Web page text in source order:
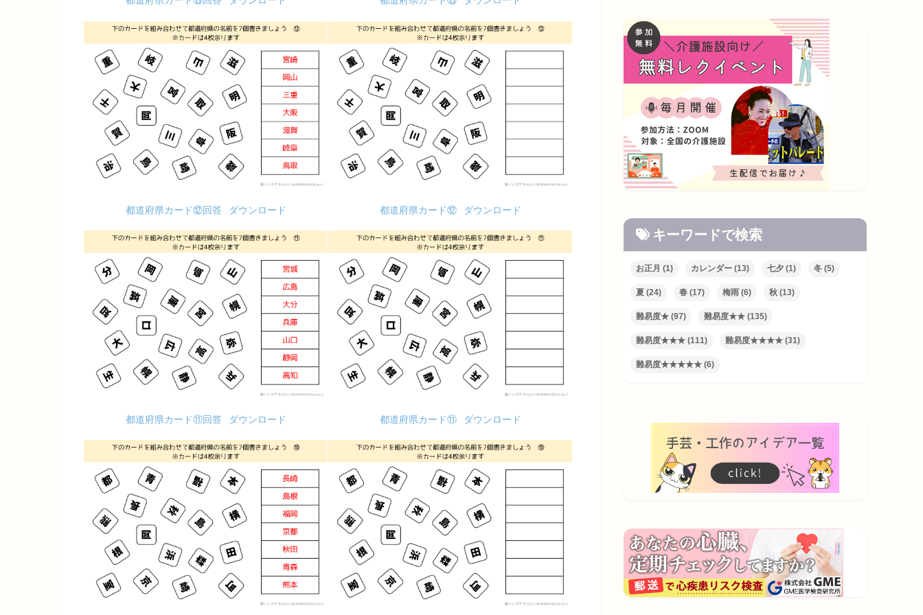
都道府県カード⑫回答 ダウンロード 都道府県カード⑫ ダウンロード
都道府県カード⑪回答 ダウンロード 都道府県カード⑪ ダウンロード
キーワードで検索
お正月 (1) カレンダー (13) 七夕 (1) 冬 (5)
夏 (24) 春 (17) 梅雨 (6) 秋 (13)
難易度★ (97) 難易度★★ (135)
難易度★★★ (111) 難易度★★★★ (31)
難易度★★★★★ (6)